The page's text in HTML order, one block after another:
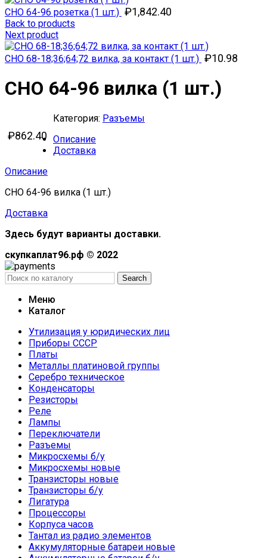
СНО 64-96 розетка (1 шт.) ₽1,842.40
Back to products
Next product
СНО 68-18;36;64;72 вилка, за контакт (1 шт.) ₽10.98
СНО 64-96 вилка (1 шт.)
₽862.40
Категория: Разъемы
Описание
Доставка
Описание
СНО 64-96 вилка (1 шт.)
Доставка
Здесь будут варианты доставки.
скупкаплат96.рф © 2022
Search
Меню
Каталог
Утилизация у юридических лиц
Приборы СССР
Платы
Металлы платиновой группы
Серебро техническое
Конденсаторы
Резисторы
Реле
Лампы
Переключатели
Разъемы
Микросхемы б/у
Микросхемы новые
Транзисторы новые
Транзисторы б/у
Лигатура
Процессоры
Корпуса часов
Тантал из радио элементов
Аккумуляторные батареи новые